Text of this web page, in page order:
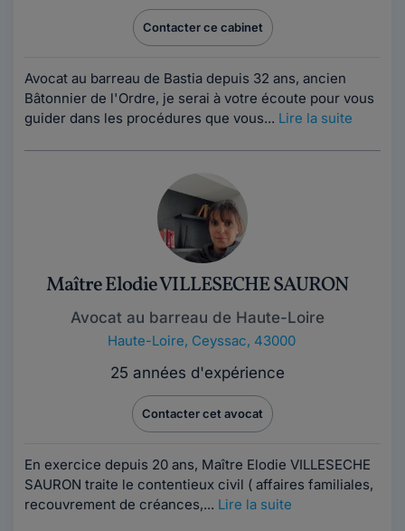
Contacter ce cabinet
Avocat au barreau de Bastia depuis 32 ans, ancien
Bâtonnier de l'Ordre, je serai à votre écoute pour vous
guider dans les procédures que vous... Lire la suite
Maître Elodie VILLESECHE SAURON
Avocat au barreau de Haute-Loire
Haute-Loire, Ceyssac, 43000
25 années d'expérience
Contacter cet avocat
En exercice depuis 20 ans, Maître Elodie VILLESECHE
SAURON traite le contentieux civil ( affaires familiales,
recouvrement de créances,... Lire la suite